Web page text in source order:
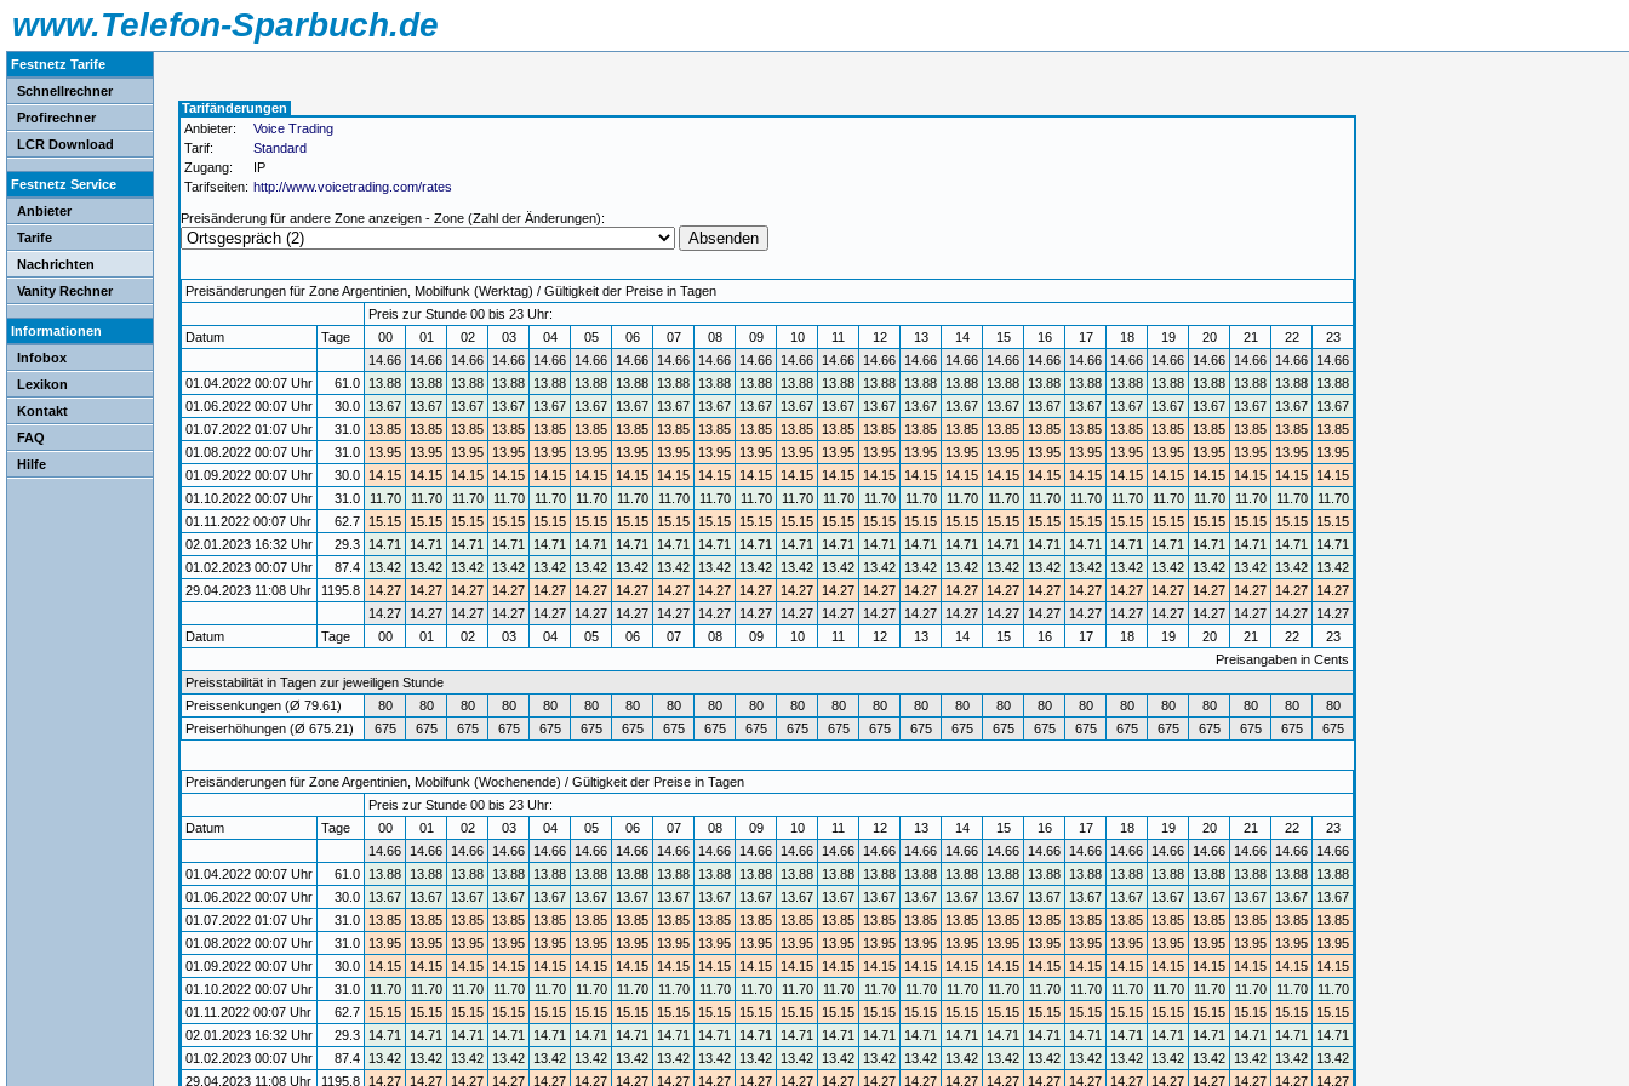
www.Telefon-Sparbuch.de
Festnetz Tarife
Schnellrechner
Profirechner
LCR Download
Festnetz Service
Anbieter
Tarife
Nachrichten
Vanity Rechner
Informationen
Infobox
Lexikon
Kontakt
FAQ
Hilfe
Tarifänderungen
Anbieter:
Voice Trading
Tarif:
Standard
Zugang:
IP
Tarifseiten: http://www.voicetrading.com/rates
Preisänderung für andere Zone anzeigen - Zone (Zahl der Änderungen):
Preisänderungen für Zone Argentinien, Mobilfunk (Werktag) / Gültigkeit der Preise in Tagen
Preis zur Stunde 00 bis 23 Uhr:
Datum
Tage 00 01 02 03 04 05 06 07 08 09 10 11 12 13 14 15 16 17 18 19 20 21 22
23
14.66
14.66 14.66 14.66 14.66 14.66 14.66 14.66 14.66 14.66 14.66 14.66 14.66 14.66 14.66 14.66 14.66 14.66 14.66 14.66 14.66 14.66 14.66
14.66
01.04.2022 00:07 Uhr
61.0 13.88 13.88 13.88 13.88 13.88 13.88 13.88 13.88 13.88 13.88 13.88 13.88 13.88 13.88 13.88 13.88 13.88 13.88 13.88 13.88 13.88 13.88 13.88
13.88
01.06.2022 00:07 Uhr
30.0 13.67 13.67 13.67 13.67 13.67 13.67 13.67 13.67 13.67 13.67 13.67 13.67 13.67 13.67 13.67 13.67 13.67 13.67 13.67 13.67 13.67 13.67 13.67
13.67
01.07.2022 01:07 Uhr
31.0 13.85 13.85 13.85 13.85 13.85 13.85 13.85 13.85 13.85 13.85 13.85 13.85 13.85 13.85 13.85 13.85 13.85 13.85 13.85 13.85 13.85 13.85 13.85
13.85
01.08.2022 00:07 Uhr
31.0 13.95 13.95 13.95 13.95 13.95 13.95 13.95 13.95 13.95 13.95 13.95 13.95 13.95 13.95 13.95 13.95 13.95 13.95 13.95 13.95 13.95 13.95 13.95
13.95
01.09.2022 00:07 Uhr
30.0 14.15 14.15 14.15 14.15 14.15 14.15 14.15 14.15 14.15 14.15 14.15 14.15 14.15 14.15 14.15 14.15 14.15 14.15 14.15 14.15 14.15 14.15 14.15
14.15
01.10.2022 00:07 Uhr
31.0 11.70 11.70 11.70 11.70 11.70 11.70 11.70 11.70 11.70 11.70 11.70 11.70 11.70 11.70 11.70 11.70 11.70 11.70 11.70 11.70 11.70 11.70 11.70
11.70
01.11.2022 00:07 Uhr
62.7 15.15 15.15 15.15 15.15 15.15 15.15 15.15 15.15 15.15 15.15 15.15 15.15 15.15 15.15 15.15 15.15 15.15 15.15 15.15 15.15 15.15 15.15 15.15
15.15
02.01.2023 16:32 Uhr
29.3 14.71 14.71 14.71 14.71 14.71 14.71 14.71 14.71 14.71 14.71 14.71 14.71 14.71 14.71 14.71 14.71 14.71 14.71 14.71 14.71 14.71 14.71 14.71
14.71
01.02.2023 00:07 Uhr
87.4 13.42 13.42 13.42 13.42 13.42 13.42 13.42 13.42 13.42 13.42 13.42 13.42 13.42 13.42 13.42 13.42 13.42 13.42 13.42 13.42 13.42 13.42 13.42
13.42
29.04.2023 11:08 Uhr
1195.8 14.27 14.27 14.27 14.27 14.27 14.27 14.27 14.27 14.27 14.27 14.27 14.27 14.27 14.27 14.27 14.27 14.27 14.27 14.27 14.27 14.27 14.27 14.27
14.27
14.27
14.27 14.27 14.27 14.27 14.27 14.27 14.27 14.27 14.27 14.27 14.27 14.27 14.27 14.27 14.27 14.27 14.27 14.27 14.27 14.27 14.27 14.27
14.27
Datum
Tage 00 01 02 03 04 05 06 07 08 09 10 11 12 13 14 15 16 17 18 19 20 21 22
23
Preisangaben in Cents
Preisstabilität in Tagen zur jeweiligen Stunde
Preissenkungen (Ø 79.61)
80 80 80 80 80 80 80 80 80 80 80 80 80 80 80 80 80 80 80 80 80 80 80
80
Preiserhöhungen (Ø 675.21)
675 675 675 675 675 675 675 675 675 675 675 675 675 675 675 675 675 675 675 675 675 675 675 675
Preisänderungen für Zone Argentinien, Mobilfunk (Wochenende) / Gültigkeit der Preise in Tagen
Preis zur Stunde 00 bis 23 Uhr:
Datum
Tage 00 01 02 03 04 05 06 07 08 09 10 11 12 13 14 15 16 17 18 19 20 21 22
23
14.66
14.66 14.66 14.66 14.66 14.66 14.66 14.66 14.66 14.66 14.66 14.66 14.66 14.66 14.66 14.66 14.66 14.66 14.66 14.66 14.66 14.66 14.66
14.66
01.04.2022 00:07 Uhr
61.0 13.88 13.88 13.88 13.88 13.88 13.88 13.88 13.88 13.88 13.88 13.88 13.88 13.88 13.88 13.88 13.88 13.88 13.88 13.88 13.88 13.88 13.88 13.88
13.88
01.06.2022 00:07 Uhr
30.0 13.67 13.67 13.67 13.67 13.67 13.67 13.67 13.67 13.67 13.67 13.67 13.67 13.67 13.67 13.67 13.67 13.67 13.67 13.67 13.67 13.67 13.67 13.67
13.67
01.07.2022 01:07 Uhr
31.0 13.85 13.85 13.85 13.85 13.85 13.85 13.85 13.85 13.85 13.85 13.85 13.85 13.85 13.85 13.85 13.85 13.85 13.85 13.85 13.85 13.85 13.85 13.85
13.85
01.08.2022 00:07 Uhr
31.0 13.95 13.95 13.95 13.95 13.95 13.95 13.95 13.95 13.95 13.95 13.95 13.95 13.95 13.95 13.95 13.95 13.95 13.95 13.95 13.95 13.95 13.95 13.95
13.95
01.09.2022 00:07 Uhr
30.0 14.15 14.15 14.15 14.15 14.15 14.15 14.15 14.15 14.15 14.15 14.15 14.15 14.15 14.15 14.15 14.15 14.15 14.15 14.15 14.15 14.15 14.15 14.15
14.15
01.10.2022 00:07 Uhr
31.0 11.70 11.70 11.70 11.70 11.70 11.70 11.70 11.70 11.70 11.70 11.70 11.70 11.70 11.70 11.70 11.70 11.70 11.70 11.70 11.70 11.70 11.70 11.70
11.70
01.11.2022 00:07 Uhr
62.7 15.15 15.15 15.15 15.15 15.15 15.15 15.15 15.15 15.15 15.15 15.15 15.15 15.15 15.15 15.15 15.15 15.15 15.15 15.15 15.15 15.15 15.15 15.15
15.15
02.01.2023 16:32 Uhr
29.3 14.71 14.71 14.71 14.71 14.71 14.71 14.71 14.71 14.71 14.71 14.71 14.71 14.71 14.71 14.71 14.71 14.71 14.71 14.71 14.71 14.71 14.71 14.71
14.71
01.02.2023 00:07 Uhr
87.4 13.42 13.42 13.42 13.42 13.42 13.42 13.42 13.42 13.42 13.42 13.42 13.42 13.42 13.42 13.42 13.42 13.42 13.42 13.42 13.42 13.42 13.42 13.42
13.42
29.04.2023 11:08 Uhr
1195.8 14.27 14.27 14.27 14.27 14.27 14.27 14.27 14.27 14.27 14.27 14.27 14.27 14.27 14.27 14.27 14.27 14.27 14.27 14.27 14.27 14.27 14.27 14.27 14.27